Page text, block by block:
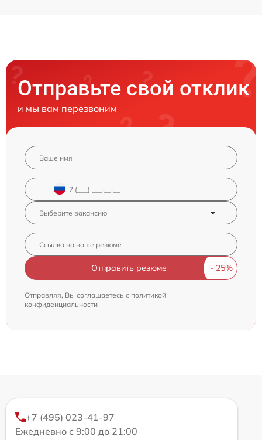
Отправьте свой отклик
и мы вам перезвоним
Отправить резюме
Отправляя, Вы соглашаетесь с политикой
конфиденциальности
+7 (495) 023-41-97
Ежедневно с 9:00 до 21:00